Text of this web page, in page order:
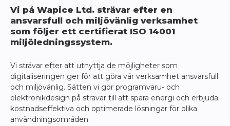
Vi på Wapice Ltd. strävar efter en
ansvarsfull och miljövänlig verksamhet
som följer ett certifierat ISO 14001
miljöledningssystem.
Vi strävar efter att utnyttja de möjligheter som
digitaliseringen ger för att göra vår verksamhet ansvarsfull
och miljövänlig. Sätten vi gör programvaru- och
elektronikdesign på strävar till att spara energi och erbjuda
kostnadseffektiva och optimerade lösningar för olika
användningsområden.